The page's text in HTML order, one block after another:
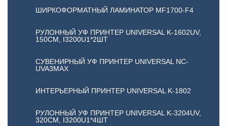
ШИРКОФОРМАТНЫЙ ЛАМИНАТОР MF1700-F4
РУЛОННЫЙ УФ ПРИНТЕР UNIVERSAL K-1602UV,
150СМ, I3200U1*2ШТ
CУВЕНИРНЫЙ УФ ПРИНТЕР UNIVERSAL NC-
UVA3MAX
ИНТЕРЬЕРНЫЙ ПРИНТЕР UNIVERSAL K-1802
РУЛОННЫЙ УФ ПРИНТЕР UNIVERSAL K-3204UV,
320СМ, I3200U1*4ШТ